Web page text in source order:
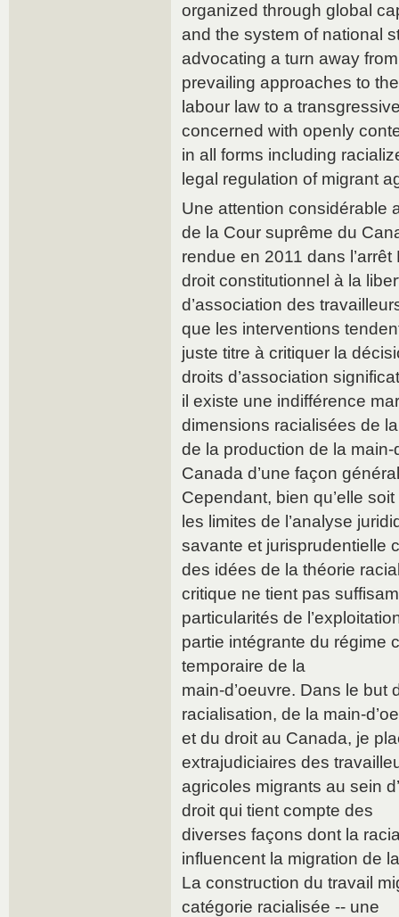
organized through global
and the system of national
advocating a turn away from
prevailing approaches to
labour law to a
concerned with openly
in all forms including
legal regulation of migrant
Une attention considérable
de la Cour suprême du
rendue en 2011 dans
droit constitutionnel à la
d’association des
que les interventions
juste titre à critiquer la
droits d’association
il existe une indifférence
dimensions racialisées de
de la production de la main-
Canada d’une façon
Cependant, bien qu’elle
les limites de l’analyse
savante et jurisprudentielle
des idées de la théorie
critique ne tient pas
particularités de
partie intégrante du régime
temporaire de la
main-d’oeuvre. Dans le but
racialisation, de la main-
et du droit au Canada, je
extrajudiciaires des
agricoles migrants au sein
droit qui tient compte des
diverses façons dont la
influencent la migration de
La construction du travail
catégorie racialisée -- une